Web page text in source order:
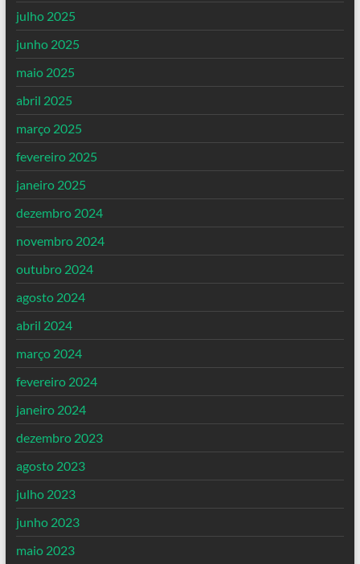
julho 2025
junho 2025
maio 2025
abril 2025
março 2025
fevereiro 2025
janeiro 2025
dezembro 2024
novembro 2024
outubro 2024
agosto 2024
abril 2024
março 2024
fevereiro 2024
janeiro 2024
dezembro 2023
agosto 2023
julho 2023
junho 2023
maio 2023